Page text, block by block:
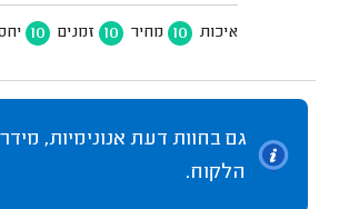
איכות 10 מחיר 10 זמנים 10
גם בחוות דעת אנונימיות,
הלקוח.